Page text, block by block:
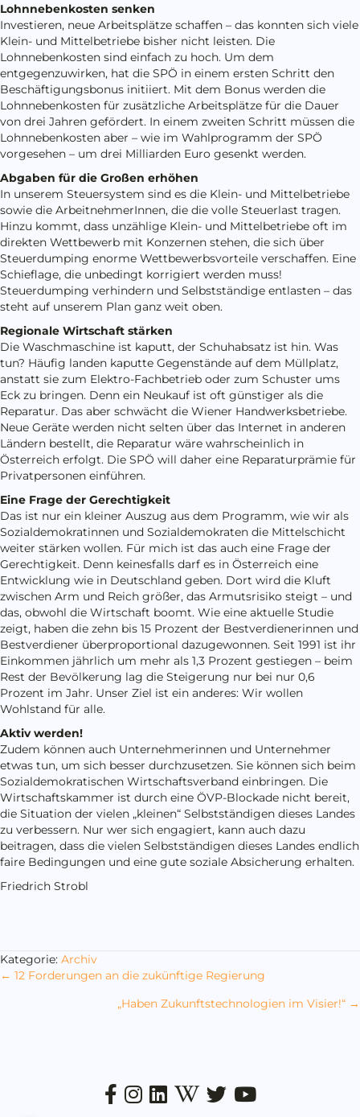
Lohnnebenkosten senken
Investieren, neue Arbeitsplätze schaffen – das konnten sich viele
Klein- und Mittelbetriebe bisher nicht leisten. Die
Lohnnebenkosten sind einfach zu hoch. Um dem
entgegenzuwirken, hat die SPÖ in einem ersten Schritt den
Beschäftigungsbonus initiiert. Mit dem Bonus werden die
Lohnnebenkosten für zusätzliche Arbeitsplätze für die Dauer
von drei Jahren gefördert. In einem zweiten Schritt müssen die
Lohnnebenkosten aber – wie im Wahlprogramm der SPÖ
vorgesehen – um drei Milliarden Euro gesenkt werden.
Abgaben für die Großen erhöhen
In unserem Steuersystem sind es die Klein- und Mittelbetriebe
sowie die ArbeitnehmerInnen, die die volle Steuerlast tragen.
Hinzu kommt, dass unzählige Klein- und Mittelbetriebe oft im
direkten Wettbewerb mit Konzernen stehen, die sich über
Steuerdumping enorme Wettbewerbsvorteile verschaffen. Eine
Schieflage, die unbedingt korrigiert werden muss!
Steuerdumping verhindern und Selbstständige entlasten – das
steht auf unserem Plan ganz weit oben.
Regionale Wirtschaft stärken
Die Waschmaschine ist kaputt, der Schuhabsatz ist hin. Was
tun? Häufig landen kaputte Gegenstände auf dem Müllplatz,
anstatt sie zum Elektro-Fachbetrieb oder zum Schuster ums
Eck zu bringen. Denn ein Neukauf ist oft günstiger als die
Reparatur. Das aber schwächt die Wiener Handwerksbetriebe.
Neue Geräte werden nicht selten über das Internet in anderen
Ländern bestellt, die Reparatur wäre wahrscheinlich in
Österreich erfolgt. Die SPÖ will daher eine Reparaturprämie für
Privatpersonen einführen.
Eine Frage der Gerechtigkeit
Das ist nur ein kleiner Auszug aus dem Programm, wie wir als
Sozialdemokratinnen und Sozialdemokraten die Mittelschicht
weiter stärken wollen. Für mich ist das auch eine Frage der
Gerechtigkeit. Denn keinesfalls darf es in Österreich eine
Entwicklung wie in Deutschland geben. Dort wird die Kluft
zwischen Arm und Reich größer, das Armutsrisiko steigt – und
das, obwohl die Wirtschaft boomt. Wie eine aktuelle Studie
zeigt, haben die zehn bis 15 Prozent der Bestverdienerinnen und
Bestverdiener überproportional dazugewonnen. Seit 1991 ist ihr
Einkommen jährlich um mehr als 1,3 Prozent gestiegen – beim
Rest der Bevölkerung lag die Steigerung nur bei nur 0,6
Prozent im Jahr. Unser Ziel ist ein anderes: Wir wollen
Wohlstand für alle.
Aktiv werden!
Zudem können auch Unternehmerinnen und Unternehmer
etwas tun, um sich besser durchzusetzen. Sie können sich beim
Sozialdemokratischen Wirtschaftsverband einbringen. Die
Wirtschaftskammer ist durch eine ÖVP-Blockade nicht bereit,
die Situation der vielen „kleinen“ Selbstständigen dieses Landes
zu verbessern. Nur wer sich engagiert, kann auch dazu
beitragen, dass die vielen Selbstständigen dieses Landes endlich
faire Bedingungen und eine gute soziale Absicherung erhalten.
Friedrich Strobl
Kategorie: Archiv
Posts
navigation
← 12 Forderungen an die zukünftige Regierung
„Haben Zukunftstechnologien im Visier!“ →